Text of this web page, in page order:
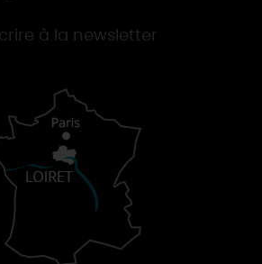
à la newsletter